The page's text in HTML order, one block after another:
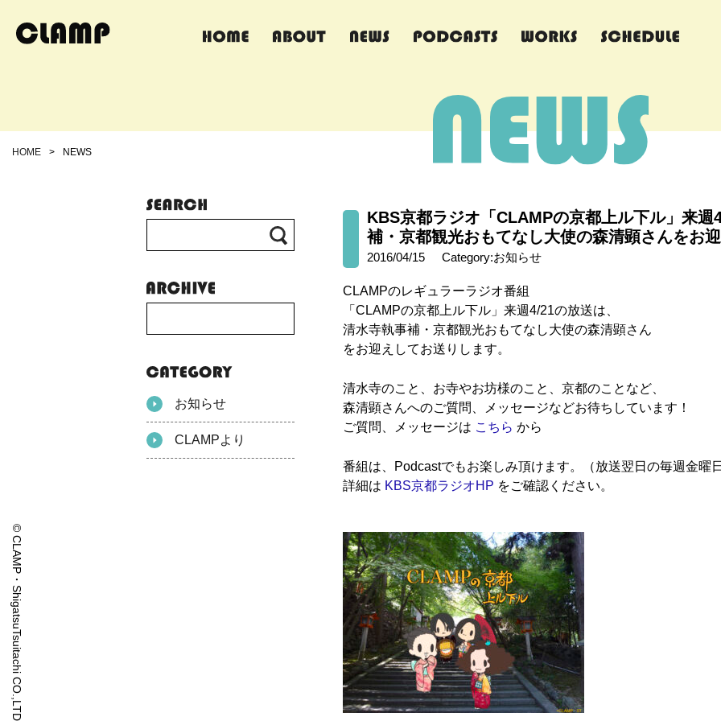
HOME > NEWS
© CLAMP・ShigatsuTsuitachi CO.,LTD.
KBS京都ラジオ「CLAMPの京都上ル下ル」来
補・京都観光おもてなし大使の森清顕さんをお迎
2016/04/15 Category:お知らせ
CLAMPのレギュラーラジオ番組
「CLAMPの京都上ル下ル」来週4/21の放送は、
清水寺執事補・京都観光おもてなし大使の森清顕さん
をお迎えしてお送りします。
清水寺のこと、お寺やお坊様のこと、京都のことなど、
森清顕さんへのご質問、メッセージなどお待ちしています！
ご質問、メッセージは こちら から
番組は、Podcastでもお楽しみ頂けます。（放送翌日の毎週金曜
詳細は KBS京都ラジオHP をご確認ください。
お知らせ
CLAMPより